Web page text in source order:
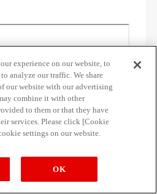
experience on our website, to
analyze our traffic. We share
our website with our advertising
combine it with other
to them or that they have
services. Please click [Cookie
settings on our website.
OK